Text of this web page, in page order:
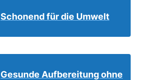
Schonend für die Umwelt
Gesunde Aufbereitung ohne